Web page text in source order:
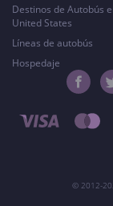
Destinos de Autobús
United States
Líneas de autobús
Hospedaje
© 2012-